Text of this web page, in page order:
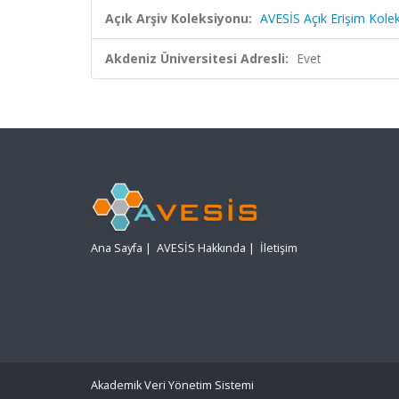
Açık Arşiv Koleksiyonu: AVESİS Açık Erişim
Akdeniz Üniversitesi Adresli: Evet
Ana Sayfa | AVESİS Hakkında | İletişim
Akademik Veri Yönetim Sistemi